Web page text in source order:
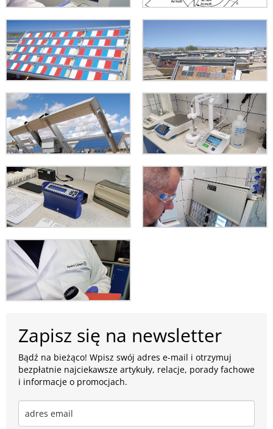
Zapisz się na newsletter
Bądź na bieżąco! Wpisz swój adres e-mail i otrzymuj
bezpłatnie najciekawsze artykuły, relacje, porady fachowe
i informacje o promocjach.